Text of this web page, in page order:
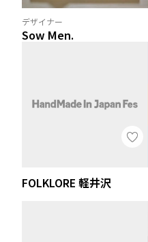
デザイナー
Sow Men.
FOLKLORE 軽井沢